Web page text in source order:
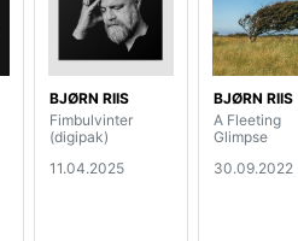
BJØRN RIIS
Fimbulvinter
(digipak)
11.04.2025
BJØRN RIIS
A Fleeting
Glimpse
30.09.2022